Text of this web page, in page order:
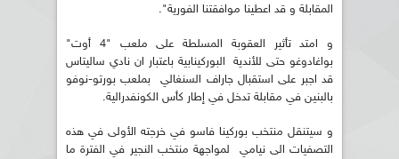
المقابلة و قد اعطينا موافقتنا الفورية".
و امتد تأثير العقوبة المسلطة على ملعب "4 أوت"
بواغادوغو حتى للأندية البوركينابية باعتبار ان نادي ساليتاس
قد اجبر على استقبال جاراف السنغالي بملعب بورتو-نوفو
بالبنين في مقابلة تدخل في إطار كأس الكونفدرالية.
و سيتنقل منتخب بوركينا فاسو في خرجته الأولى في هذه
التصفيات الى نيامي لمواجهة منتخب النجير في الفترة ما